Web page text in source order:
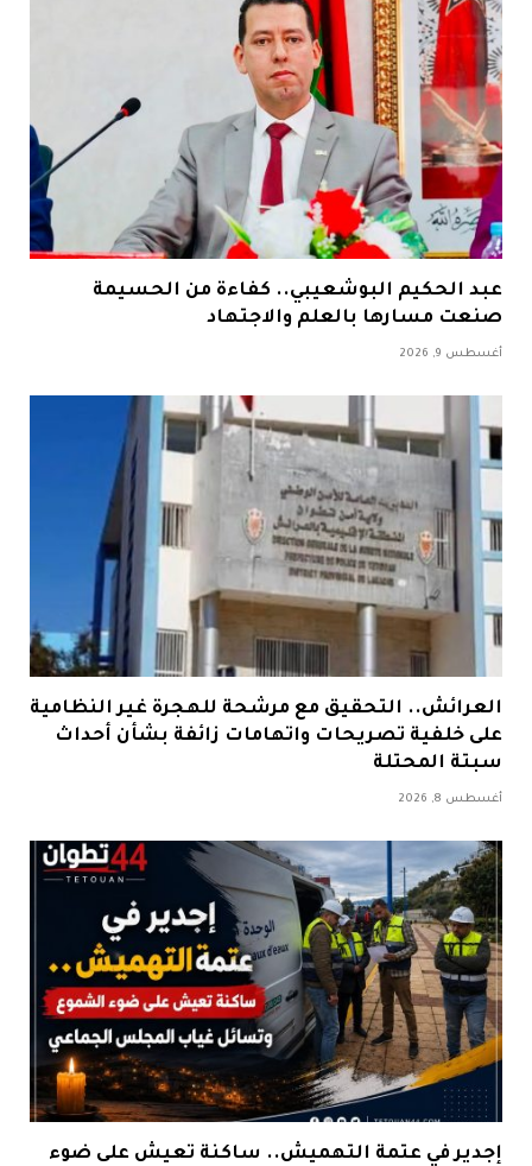
عبد الحكيم البوشعيبي.. كفاءة من الحسيمة
صنعت مسارها بالعلم والاجتهاد
أغسطس 9, 2026
العرائش.. التحقيق مع مرشحة للهجرة غير النظامية
على خلفية تصريحات واتهامات زائفة بشأن أحداث
سبتة المحتلة
أغسطس 8, 2026
إجدير في عتمة التهميش.. ساكنة تعيش على ضوء